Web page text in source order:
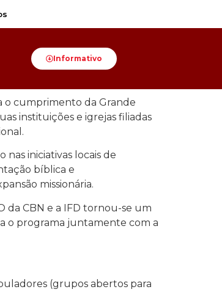
Informativo
o cumprimento da Grande
instituições e igrejas filiadas
iniciativas locais de
bíblica e
missionária.
da CBN e a IFD tornou-se um
o programa juntamente com a
(grupos abertos para